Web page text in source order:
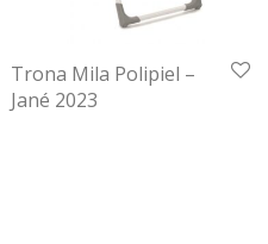
Trona Mila Polipiel –
Jané 2023